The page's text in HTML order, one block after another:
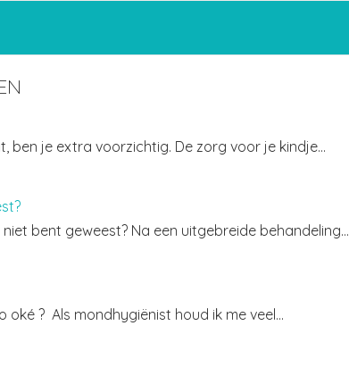
ben je extra voorzichtig. De zorg voor je kindje…
bent geweest? Na een uitgebreide behandeling…
oké ? Als mondhygiënist houd ik me veel…